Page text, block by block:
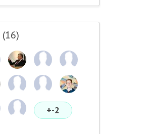
(16)
+-2